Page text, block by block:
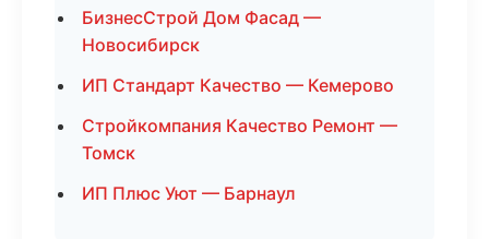
БизнесСтрой Дом Фасад —
Новосибирск
ИП Стандарт Качество — Кемерово
Стройкомпания Качество Ремонт —
Томск
ИП Плюс Уют — Барнаул